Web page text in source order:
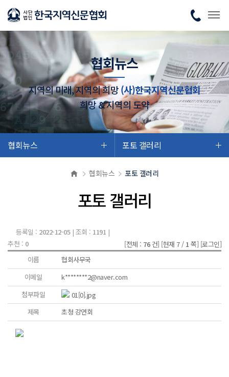
협회뉴스
지역의 미래, 지역의 희망(사)한국지역신문협회
희망 & 지역의 도약
협회뉴스 포토 갤러리
협회뉴스 포토 갤러리
포토 갤러리
등록일 : 2022-12-05| 조회 : 1191 |
추천 : 0 [전체 : 76건] [현재 7 / 1 쪽] [로그인]
이름
협회사무국
이메일
k********2@naver.com
첨부파일
01[0].jpg
제목
초청 강연회